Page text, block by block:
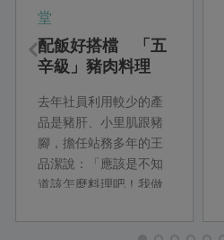
堂
配飯好搭檔 「五
辛級」豬肉料理
去年社員利用較少的產
品是豬肝、小里肌跟豬
腳，擔任站務多年的王
品潔說：「應該是不知
道該怎麼料理吧！我做
社員喔。」小里肌肉切